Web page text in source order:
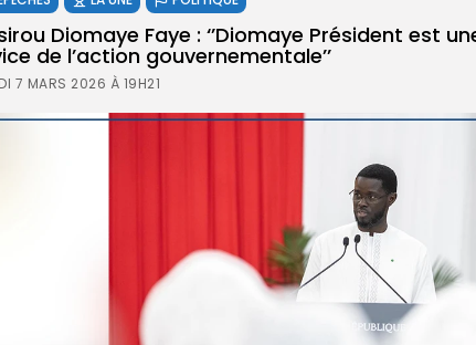
Diomaye Faye : ‘’­Diomaye Président est
de l’action gouvernementale’’
7 MARS 2026 À 19H21